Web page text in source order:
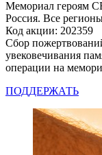
Мемориал героям
Россия. Все
Код акции: 202359
Сбор
увековечивания
операции на
ПОДДЕРЖАТЬ